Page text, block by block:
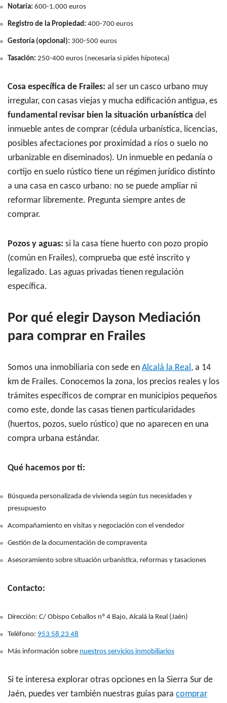
Notaría: 600-1.000 euros
Registro de la Propiedad: 400-700 euros
Gestoría (opcional): 300-500 euros
Tasación: 250-400 euros (necesaria si pides hipoteca)
Cosa específica de Frailes: al ser un casco urbano muy
irregular, con casas viejas y mucha edificación antigua, es
fundamental revisar bien la situación urbanística del
inmueble antes de comprar (cédula urbanística, licencias,
posibles afectaciones por proximidad a ríos o suelo no
urbanizable en diseminados). Un inmueble en pedanía o
cortijo en suelo rústico tiene un régimen jurídico distinto
a una casa en casco urbano: no se puede ampliar ni
reformar libremente. Pregunta siempre antes de
comprar.
Pozos y aguas: si la casa tiene huerto con pozo propio
(común en Frailes), comprueba que esté inscrito y
legalizado. Las aguas privadas tienen regulación
específica.
Por qué elegir Dayson Mediación
para comprar en Frailes
Somos una inmobiliaria con sede en Alcalá la Real, a 14
km de Frailes. Conocemos la zona, los precios reales y los
trámites específicos de comprar en municipios pequeños
como este, donde las casas tienen particularidades
(huertos, pozos, suelo rústico) que no aparecen en una
compra urbana estándar.
Qué hacemos por ti:
Búsqueda personalizada de vivienda según tus necesidades y
presupuesto
Acompañamiento en visitas y negociación con el vendedor
Gestión de la documentación de compraventa
Asesoramiento sobre situación urbanística, reformas y tasaciones
Contacto:
Dirección: C/ Obispo Ceballos nº 4 Bajo, Alcalá la Real (Jaén)
Teléfono: 953 58 23 48
Más información sobre nuestros servicios inmobiliarios
Si te interesa explorar otras opciones en la Sierra Sur de
Jaén, puedes ver también nuestras guías para comprar